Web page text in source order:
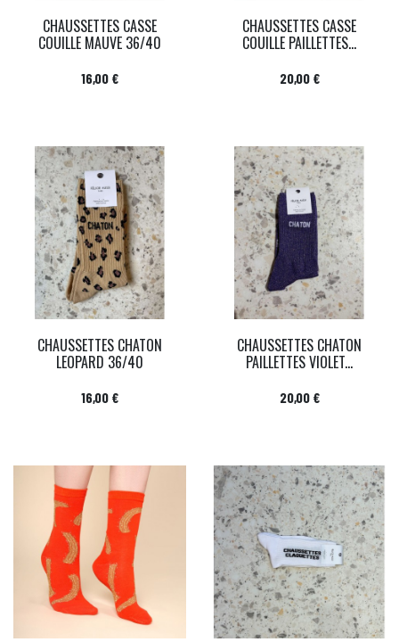
CHAUSSETTES CASSE
COUILLE MAUVE 36/40
Prix
16,00 €
CHAUSSETTES CASSE
COUILLE PAILLETTES...
Prix
20,00 €
CHAUSSETTES CHATON
LEOPARD 36/40
Prix
16,00 €
CHAUSSETTES CHATON
PAILLETTES VIOLET...
Prix
20,00 €